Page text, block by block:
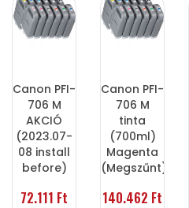
Canon PFI-
706 M
AKCIÓ
(2023.07-
08 install
before)
72.111 Ft
Canon PFI-
706 M
tinta
(700ml)
Magenta
(Megszűnt)
140.462 Ft